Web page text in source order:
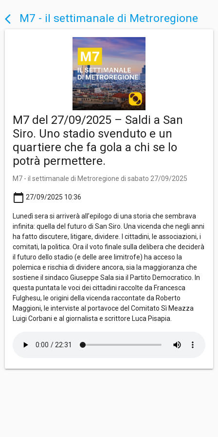
arrow_back_ios M7 - il settimanale di Metroregione
M7 del 27/09/2025 – Saldi a San
Siro. Uno stadio svenduto e un
quartiere che fa gola a chi se lo
potrà permettere.
M7 - il settimanale di Metroregione di sabato 27/09/2025
calendar_today 27/09/2025 10:36
Lunedì sera si arriverà all’epilogo di una storia che sembrava
infinita: quella del futuro di San Siro. Una vicenda che negli anni
ha fatto discutere, litigare, dividere. I cittadini, le associazioni, i
comitati, la politica. Ora il voto finale sulla delibera che deciderà
il futuro dello stadio (e delle aree limitrofe) ha acceso la
polemica e rischia di dividere ancora, sia la maggioranza che
sostiene il sindaco Giuseppe Sala sia il Partito Democratico. In
questa puntata le voci dei cittadini raccolte da Francesca
Fulghesu, le origini della vicenda raccontate da Roberto
Maggioni, le interviste al portavoce del Comitato Sì Meazza
Luigi Corbani e al giornalista e scrittore Luca Pisapia.